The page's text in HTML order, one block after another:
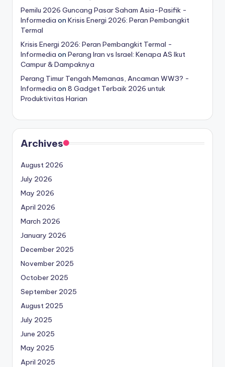
Pemilu 2026 Guncang Pasar Saham Asia-Pasifik -
Informedia on Krisis Energi 2026: Peran Pembangkit
Termal
Krisis Energi 2026: Peran Pembangkit Termal -
Informedia on Perang Iran vs Israel: Kenapa AS Ikut
Campur & Dampaknya
Perang Timur Tengah Memanas, Ancaman WW3? -
Informedia on 8 Gadget Terbaik 2026 untuk
Produktivitas Harian
Archives
August 2026
July 2026
May 2026
April 2026
March 2026
January 2026
December 2025
November 2025
October 2025
September 2025
August 2025
July 2025
June 2025
May 2025
April 2025